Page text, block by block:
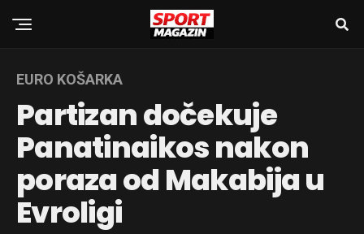
EURO KOŠARKA
Partizan dočekuje
Panatinaikos nakon
poraza od Makabija u
Evroligi